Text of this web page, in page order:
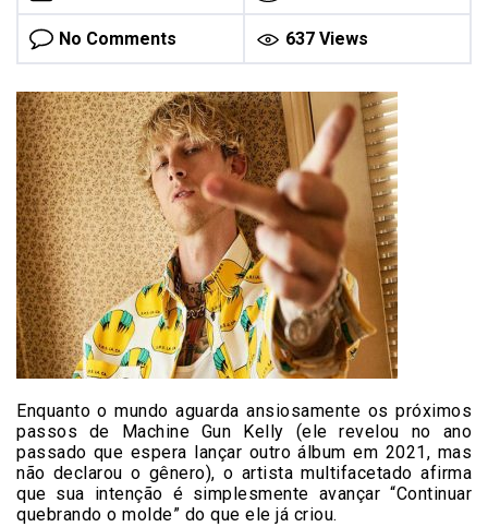
No Comments 637 Views
Enquanto o mundo aguarda ansiosamente os próximos
passos de Machine Gun Kelly (ele revelou no ano
passado que espera lançar outro álbum em 2021, mas
não declarou o gênero), o artista multifacetado afirma
que sua intenção é simplesmente avançar “Continuar
quebrando o molde” do que ele já criou.